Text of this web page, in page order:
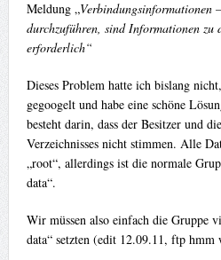
Meldung „Verbindungsinformationen –
durchzuführen, sind Informationen zu
erforderlich“
Dieses Problem hatte ich bislang
gegoogelt und habe eine schöne
besteht darin, dass der Besitzer und
Verzeichnisses nicht stimmen. Alle
„root“, allerdings ist die normale
data“.
Wir müssen also einfach die Gruppe
data“ setzten (edit 12.09.11, ftp hmm